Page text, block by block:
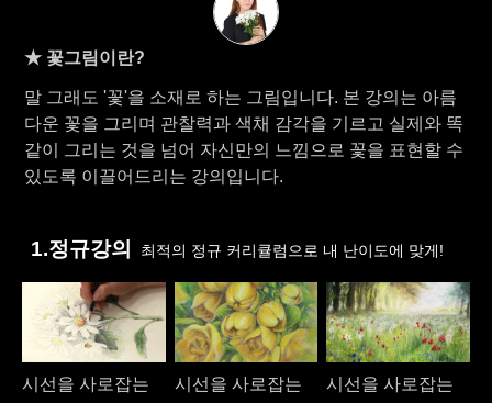
★ 꽃그림이란?
말 그래도 '꽃'을 소재로 하는 그림입니다. 본 강의는 아름
다운 꽃을 그리며 관찰력과 색채 감각을 기르고 실제와 똑
같이 그리는 것을 넘어 자신만의 느낌으로 꽃을 표현할 수
있도록 이끌어드리는 강의입니다.
1.정규강의 최적의 정규 커리큘럼으로 내 난이도에 맞게!
시선을 사로잡는
시선을 사로잡는
시선을 사로잡는